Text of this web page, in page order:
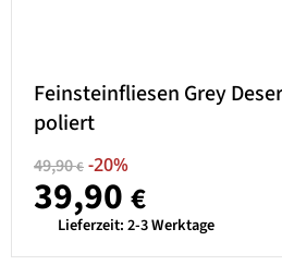
Feinsteinfliesen Grey
poliert
49,90€ -20%
39,90 €
Lieferzeit:2-3 Werktage